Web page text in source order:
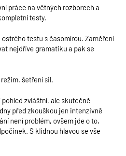
práce na větných rozborech a
testy.
ostrého testu s časomírou. Zaměření
nejdříve gramatiku a pak se
šetření sil.
zvláštní, ale skutečně
před zkouškou jen intenzivně
není problém, ovšem jde o to,
S klidnou hlavou se vše